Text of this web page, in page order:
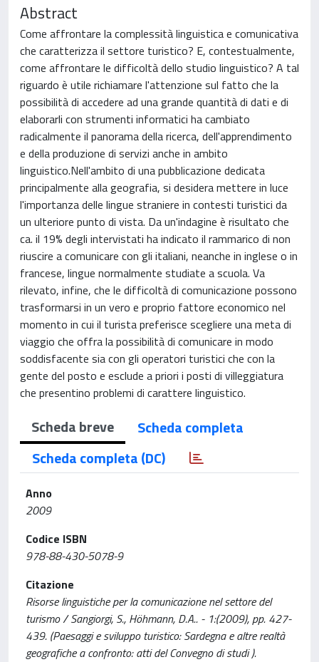
Abstract
Come affrontare la complessità linguistica e comunicativa
che caratterizza il settore turistico? E, contestualmente,
come affrontare le difficoltà dello studio linguistico? A tal
riguardo è utile richiamare l'attenzione sul fatto che la
possibilità di accedere ad una grande quantità di dati e di
elaborarli con strumenti informatici ha cambiato
radicalmente il panorama della ricerca, dell'apprendimento
e della produzione di servizi anche in ambito
linguistico.Nell'ambito di una pubblicazione dedicata
principalmente alla geografia, si desidera mettere in luce
l'importanza delle lingue straniere in contesti turistici da
un ulteriore punto di vista. Da un'indagine è risultato che
ca. il 19% degli intervistati ha indicato il rammarico di non
riuscire a comunicare con gli italiani, neanche in inglese o in
francese, lingue normalmente studiate a scuola. Va
rilevato, infine, che le difficoltà di comunicazione possono
trasformarsi in un vero e proprio fattore economico nel
momento in cui il turista preferisce scegliere una meta di
viaggio che offra la possibilità di comunicare in modo
soddisfacente sia con gli operatori turistici che con la
gente del posto e esclude a priori i posti di villeggiatura
che presentino problemi di carattere linguistico.
Scheda breve
Scheda completa
Scheda completa (DC)
Anno
2009
Codice ISBN
978-88-430-5078-9
Citazione
Risorse linguistiche per la comunicazione nel settore del
turismo / Sangiorgi, S., Höhmann, D.A.. - 1:(2009), pp. 427-
439. (Paesaggi e sviluppo turistico: Sardegna e altre realtà
geografiche a confronto: atti del Convegno di studi ).